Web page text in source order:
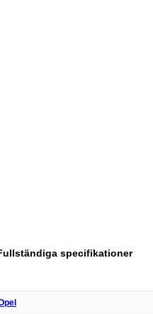
specifikationer